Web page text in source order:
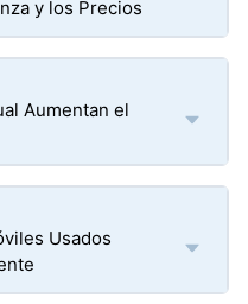
y los Precios
Aumentan el
Usados